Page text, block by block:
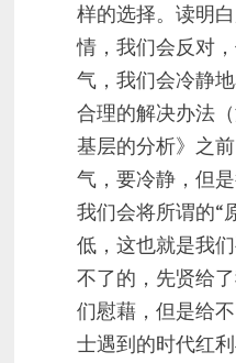
样的选择。读明
情，我们会反对
气，我们会冷静
合理的解决办法
基层的分析》之
气，要冷静，但
我们会将所谓的“
低，这也就是我
不了的，先贤给
们慰藉，但是给
士遇到的时代红